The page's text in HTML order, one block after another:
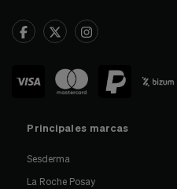
Principales marcas
Sesderma
La Roche Posay